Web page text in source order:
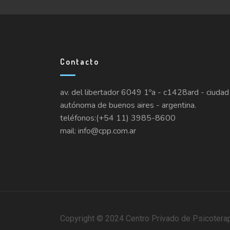
Contacto
av. del libertador 6049 1ºa - c1428ard - ciudad
autónoma de buenos aires - argentina.
teléfonos:(+54 11) 3985-8600
mail: info@cpp.com.ar
Copyright © 2024 Centro Privado de